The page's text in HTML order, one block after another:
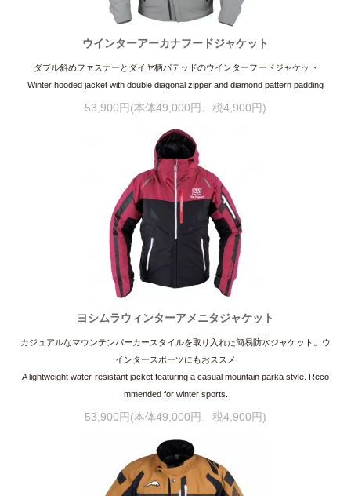
ウインターアーカナフードジャケット
ダブル斜めファスナーとダイヤ柄パテッドのウインターフードジャケット
Winter hooded jacket with double diagonal zipper and diamond pattern padding
53,900円(本体49,000円、税4,900円)
ヨシムラウィンターアメニタジャケット
カジュアルなマウンテンパーカースタイルを取り入れた簡易防水ジャケット。ウ
インタースポーツにもおススメ
A lightweight water-resistant jacket featuring a casual mountain parka style. Reco
mmended for winter sports.
53,900円(本体49,000円、税4,900円)